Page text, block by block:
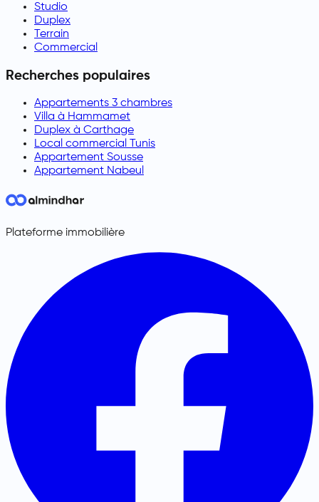
Studio
Duplex
Terrain
Commercial
Recherches populaires
Appartements 3 chambres
Villa à Hammamet
Duplex à Carthage
Local commercial Tunis
Appartement Sousse
Appartement Nabeul
Plateforme immobilière